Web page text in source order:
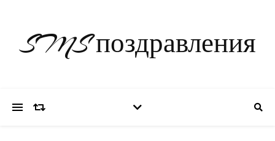
SMS поздравления